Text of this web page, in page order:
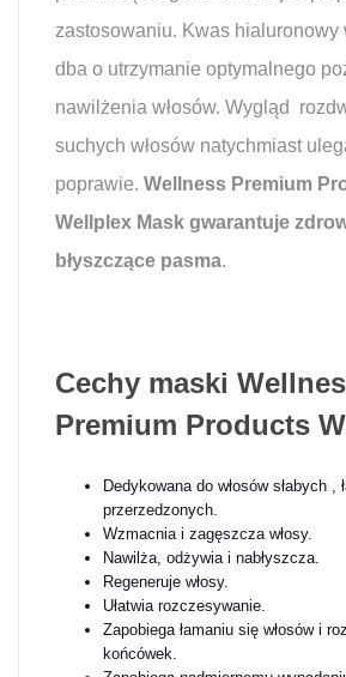
zastosowaniu. Kwas hialuronowy
dba o utrzymanie optymalnego
nawilżenia włosów. Wygląd
suchych włosów natychmiast
poprawie. Wellness Premium
Wellplex Mask gwarantuje
błyszczące pasma.
Cechy maski
Premium Products
Dedykowana do włosów słabych ,
przerzedzonych.
Wzmacnia i zagęszcza włosy.
Nawilża, odżywia i nabłyszcza.
Regeneruje włosy.
Ułatwia rozczesywanie.
Zapobiega łamaniu się włosów i
końcówek.